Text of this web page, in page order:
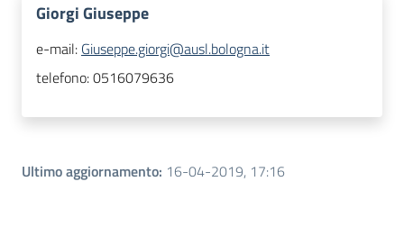
Giorgi Giuseppe
e-mail: Giuseppe.giorgi@ausl.bologna.it
telefono:0516079636
Ultimo aggiornamento: 16-04-2019, 17:16